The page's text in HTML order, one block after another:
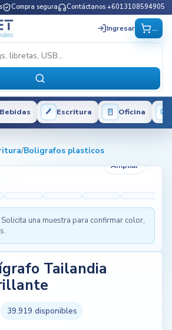
Compra segura Contáctanos +6013108594905
Ingresar ...
Bebidas Escritura Oficina
/Boligrafos plasticos
Ampliar
una muestra para confirmar color,
Tailandia
39.919 disponibles